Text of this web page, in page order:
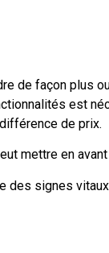
de façon plus
est
de prix.
mettre en avant
des signes